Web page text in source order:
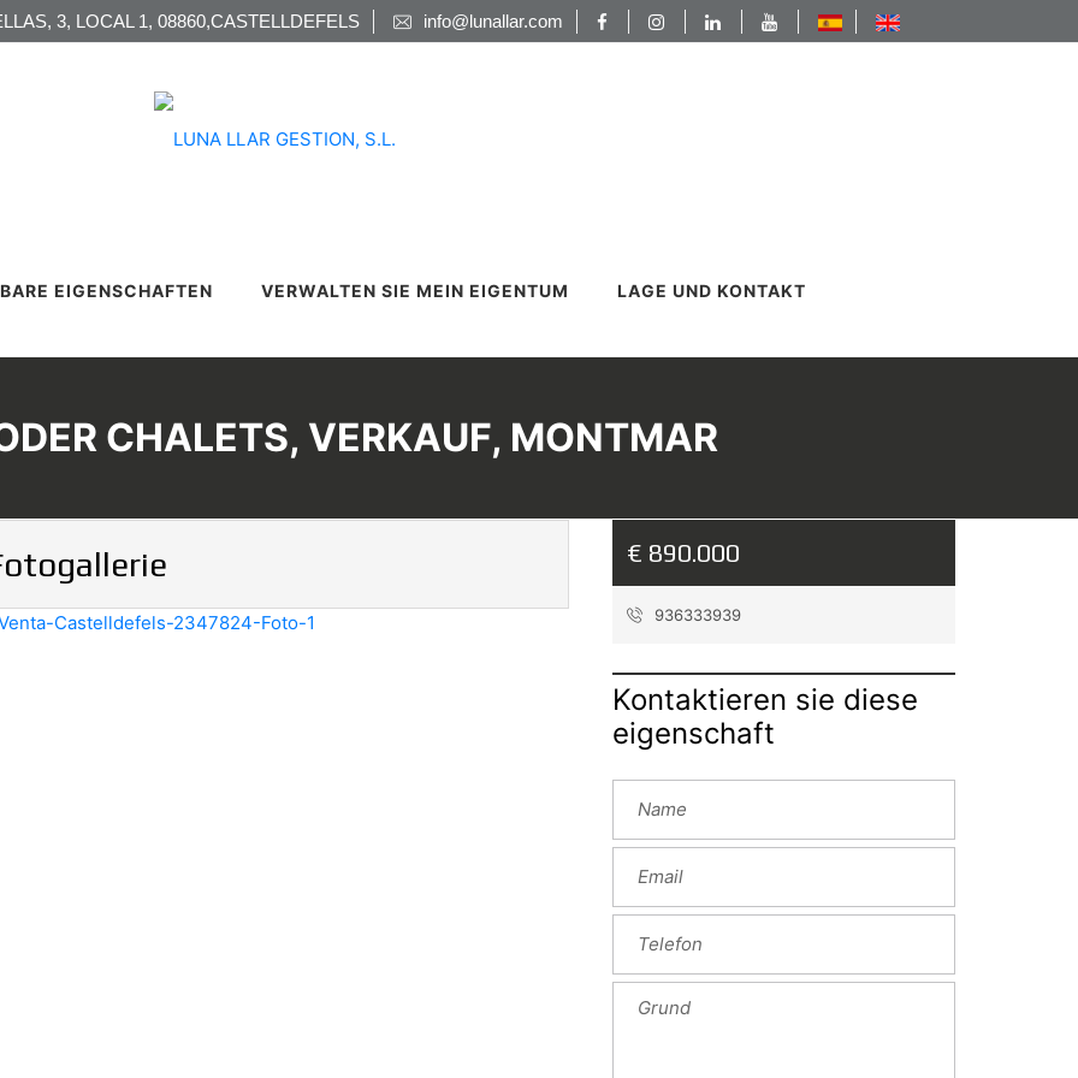
3, LOCAL 1, 08860,CASTELLDEFELS info@lunallar.com
EIGENSCHAFTEN VERWALTEN SIE MEIN EIGENTUM LAGE UND KONTAKT
CHALETS, VERKAUF, MONTMAR
€ 890.000
936333939
Kontaktieren sie diese
eigenschaft